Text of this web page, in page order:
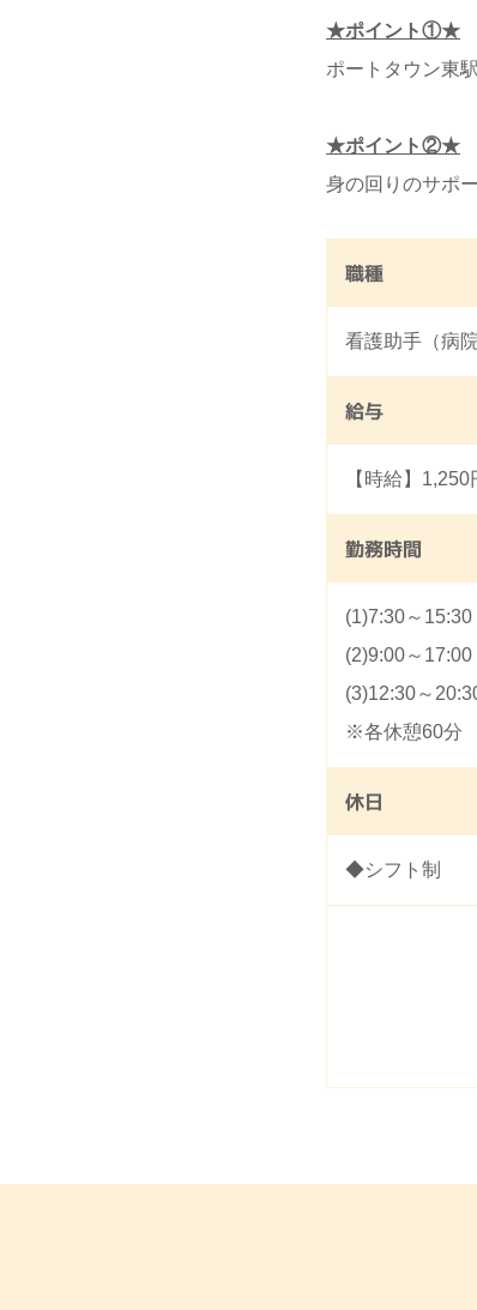
★ポイント①★
ポートタウン東
★ポイント②★
身の回りのサポ
職種
看護助手（病
給与
【時給】1,250
勤務時間
(1)7:30～15:30
(2)9:00～17:00
(3)12:30～
※各休憩60分
休日
◆シフト制